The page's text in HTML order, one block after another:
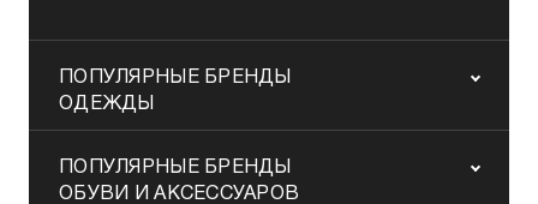
ПОПУЛЯРНЫЕ БРЕНДЫ
ОДЕЖДЫ
ПОПУЛЯРНЫЕ БРЕНДЫ
ОБУВИ И АКСЕССУАРОВ